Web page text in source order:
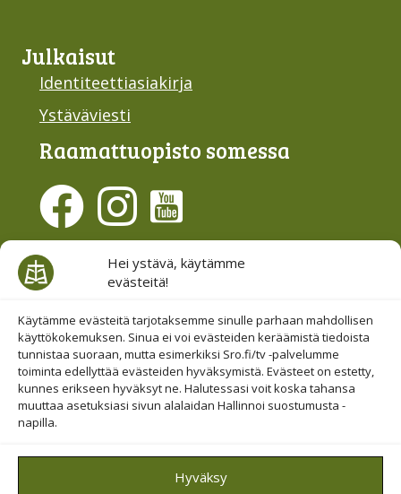
Hei ystävä, käytämme
evästeitä!
Käytämme evästeitä tarjotaksemme sinulle parhaan mahdollisen
käyttökokemuksen. Sinua ei voi evästeiden keräämistä tiedoista
tunnistaa suoraan, mutta esimerkiksi Sro.fi/tv -palvelumme
toiminta edellyttää evästeiden hyväksymistä. Evästeet on estetty,
kunnes erikseen hyväksyt ne. Halutessasi voit koska tahansa
muuttaa asetuksiasi sivun alalaidan Hallinnoi suostumusta -
napilla.
Hyväksy
Julkaisut
Identiteettiasiakirja
Ystäväviesti
Raamattu­opisto somessa
Evästesuostumus
Hallinnoi evästeitä
Etsi sivuiltamme
© 2019-2026 Suomen Raamattuopiston Säätiö